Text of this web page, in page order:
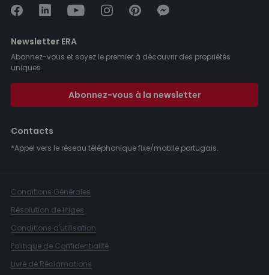
Newsletter ERA
Abonnez-vous et soyez le premier à découvrir des propriétés
uniques.
Abonnez-vous à la newsletter
Contacts
*Appel vers le réseau téléphonique fixe/mobile portugais.
Conditions Générales
Résolution de litiges
Conditions d'utilisation
Politique de Confidentialité
Livre de Réclamations